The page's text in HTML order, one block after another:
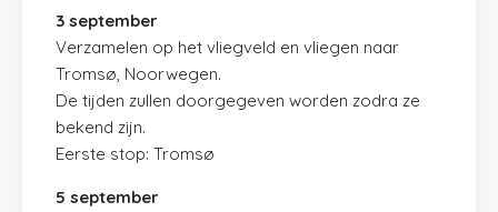
3 september
Verzamelen op het vliegveld en vliegen naar
Tromsø, Noorwegen.
De tijden zullen doorgegeven worden zodra ze
bekend zijn.
Eerste stop: Tromsø
5 september